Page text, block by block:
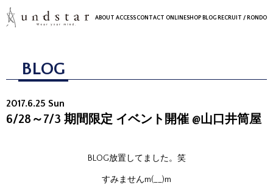
ABOUT ACCESSCONTACT ONLINESHOP BLOG RECRUIT / RONDO
BLOG
2017.6.25 Sun
6/28～7/3 期間限定 イベント開催 @山口井筒屋
BLOG放置してました。笑
すみませんm(__)m